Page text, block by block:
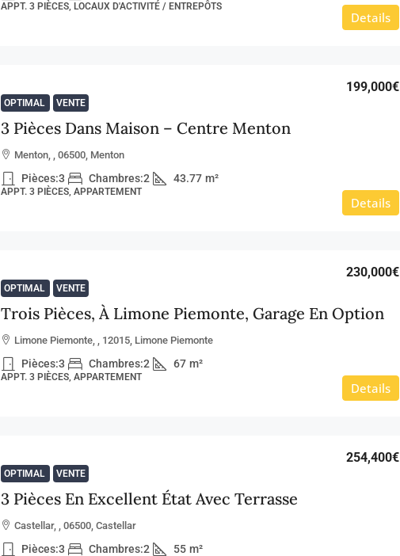
APPT. 3 PIÈCES, LOCAUX D'ACTIVITÉ / ENTREPÔTS
Details
OPTIMAL VENTE
3 Pièces Dans Maison – Centre Menton
199,000€
Menton, , 06500, Menton
Pièces:3 Chambres:2 43.77 m²
APPT. 3 PIÈCES, APPARTEMENT
Details
OPTIMAL VENTE
Trois Pièces, À Limone Piemonte, Garage En Option
230,000€
Limone Piemonte, , 12015, Limone Piemonte
Pièces:3 Chambres:2 67 m²
APPT. 3 PIÈCES, APPARTEMENT
Details
OPTIMAL VENTE
3 Pièces En Excellent État Avec Terrasse
254,400€
Castellar, , 06500, Castellar
Pièces:3 Chambres:2 55 m²